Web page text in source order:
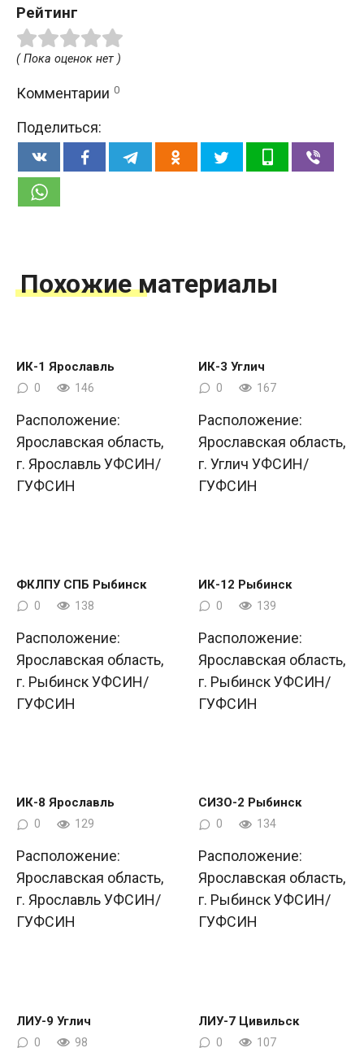
Рейтинг
( Пока оценок нет )
Комментарии 0
Поделиться:
Похожие материалы
ИК-1 Ярославль
0 146
Расположение:
Ярославская область,
г. Ярославль УФСИН/
ГУФСИН
ИК-3 Углич
0 167
Расположение:
Ярославская область,
г. Углич УФСИН/
ГУФСИН
ФКЛПУ СПБ Рыбинск
0 138
Расположение:
Ярославская область,
г. Рыбинск УФСИН/
ГУФСИН
ИК-12 Рыбинск
0 139
Расположение:
Ярославская область,
г. Рыбинск УФСИН/
ГУФСИН
ИК-8 Ярославль
0 129
Расположение:
Ярославская область,
г. Ярославль УФСИН/
ГУФСИН
СИЗО-2 Рыбинск
0 134
Расположение:
Ярославская область,
г. Рыбинск УФСИН/
ГУФСИН
ЛИУ-9 Углич
0 98
ЛИУ-7 Цивильск
0 107